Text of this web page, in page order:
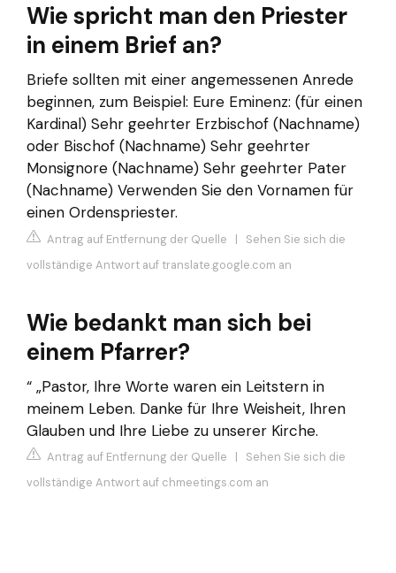
Wie spricht man den Priester
in einem Brief an?
Briefe sollten mit einer angemessenen Anrede
beginnen, zum Beispiel: Eure Eminenz: (für einen
Kardinal) Sehr geehrter Erzbischof (Nachname)
oder Bischof (Nachname) Sehr geehrter
Monsignore (Nachname) Sehr geehrter Pater
(Nachname) Verwenden Sie den Vornamen für
einen Ordenspriester.
Antrag auf Entfernung der Quelle | Sehen Sie sich die
vollständige Antwort auf translate.google.com an
Wie bedankt man sich bei
einem Pfarrer?
“ „Pastor, Ihre Worte waren ein Leitstern in
meinem Leben. Danke für Ihre Weisheit, Ihren
Glauben und Ihre Liebe zu unserer Kirche.
Antrag auf Entfernung der Quelle | Sehen Sie sich die
vollständige Antwort auf chmeetings.com an